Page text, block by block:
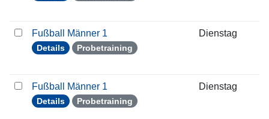
Fußball Männer 1
Details Probetraining
Dienstag
Fußball Männer 1
Details Probetraining
Dienstag